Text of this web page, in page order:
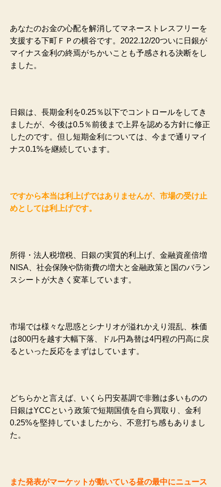
あなたのお金の心配を解消してマネーストレスフリーを
支援する下町ＦＰの横谷です。2022.12/20ついに日銀が
マイナス金利の終焉がちかいことも予感される決断をし
ました。
日銀は、長期金利を0.25％以下でコントロールをしてき
ましたが、今後は0.5％前後まで上昇を認める方針に修正
したのです。但し短期金利については、今まで通りマイ
ナス0.1%を継続しています。
ですから本当は利上げではありませんが、市場の受け止
めとしては利上げです。
所得・法人税増税、日銀の実質的利上げ、金融資産倍増
NISA、社会保険や防衛費の増大と金融政策と国のバラン
スシートが大きく変革しています。
市場では様々な思惑とシナリオが溢れかえり混乱、株価
は800円を越す大幅下落、ドル円為替は4円程の円高に戻
るといった反応をまずはしています。
どちらかと言えば、いくら円安基調で非難は多いものの
日銀はYCCという政策で短期国債を自ら買取り、金利
0.25%を堅持していましたから、不意打ち感もありまし
た。
また発表がマーケットが動いている昼の最中にニュース